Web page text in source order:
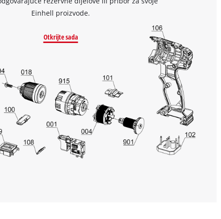
Einhell proizvode.
Otkrijte sada